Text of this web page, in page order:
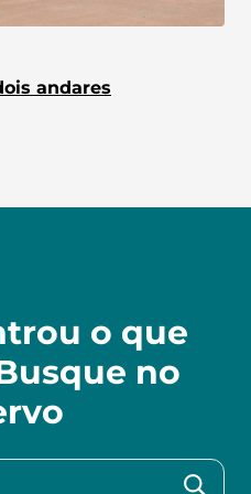
andares
o que
no